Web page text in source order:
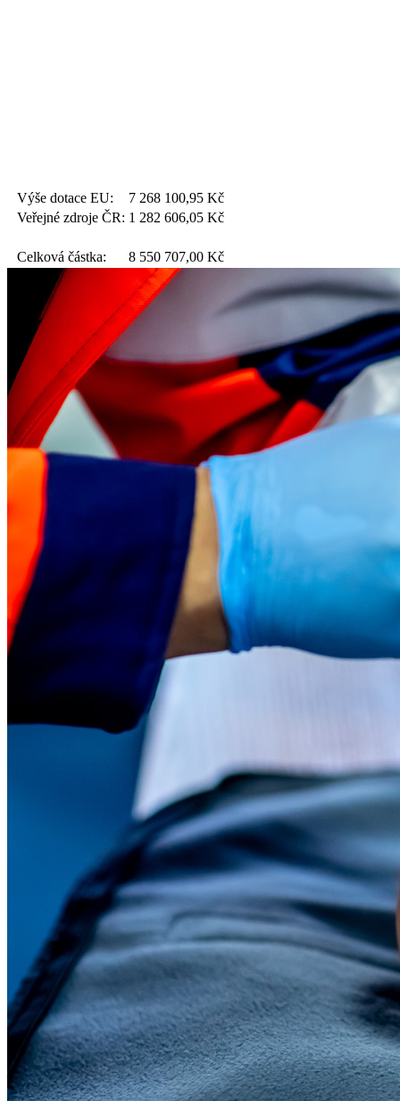
Výše dotace EU: 7 268 100,95 Kč
Veřejné zdroje ČR: 1 282 606,05 Kč
Celková částka: 8 550 707,00 Kč